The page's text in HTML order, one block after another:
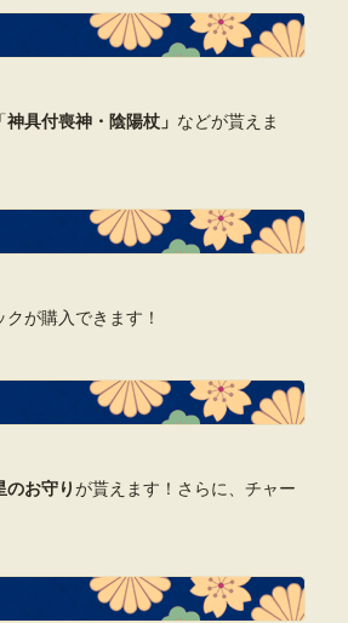
神具付喪神・陰陽杖」 などが貰えま
が購入できます！
のお守りが貰えます！さらに、チャー